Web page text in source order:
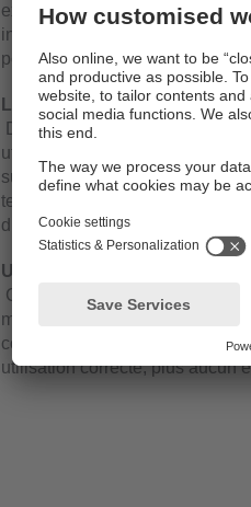
existants facilite la protection
industriels, puisque les cibles
potentielles sont donc
Le choix idéal pour les
De plus, grâce à sa
utilisation dans des engins
supports ou la bonne accroche
températures extrêmes et les
du détecteur de sécurité.
Un fonctionnement fiable
Ce détecteur est équipé de
manière fiable, entre autres,
courts-circuits entre
utilisation correcte, plus aucun